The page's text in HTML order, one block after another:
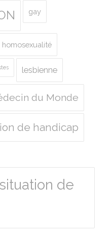
gay
homosexualité
lesbienne
du Monde
de handicap
de